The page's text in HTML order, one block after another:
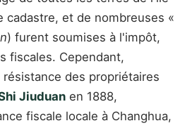
et de nombreuses «
) furent soumises à l'impôt,
fiscales. Cependant,
des propriétaires
Jiuduan en 1888,
fiscale locale à Changhua,